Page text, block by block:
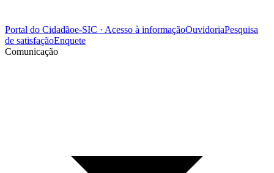
Portal do Cidadãoe-SIC · Acesso à informaçãoOuvidoriaPesquisa
de satisfaçãoEnquete
Comunicação